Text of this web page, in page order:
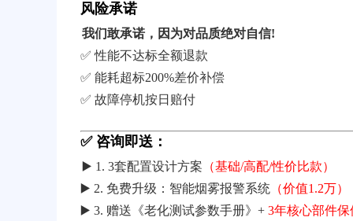
风险承诺
我们敢承诺，因为对品质绝对自信!
✅ 性能不达标全额退款
✅ 能耗超标200%差价补偿
✅ 故障停机按日赔付
✅ 咨询即送：
▶️ 1. 3套配置设计方案 （基础/高配/性价比款）
▶️ 2. 免费升级：智能烟雾报警系统 （价值1.2万）
▶️ 3. 赠送《老化测试参数手册》+ 3年核心部件保